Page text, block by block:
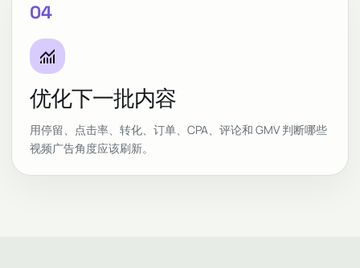
04
monitoring
优化下一批内容
用停留、点击率、转化、订单、CPA、评论和 GMV 判断哪些
视频广告角度应该刷新。